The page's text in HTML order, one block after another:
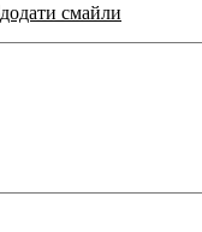
додати смайли